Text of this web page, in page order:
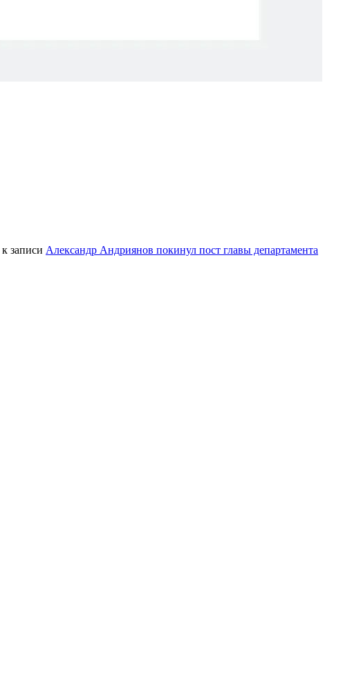
к записи Александр Андриянов покинул пост главы департамента